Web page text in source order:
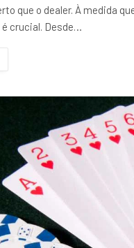
que o dealer. À medida
crucial. Desde…